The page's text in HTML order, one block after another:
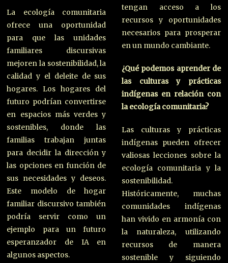
La ecología comunitaria
ofrece una oportunidad
para que las unidades
familiares discursivas
mejoren la sostenibilidad, la
calidad y el deleite de sus
hogares. Los hogares del
futuro podrían convertirse
en espacios más verdes y
sostenibles, donde las
familias trabajan juntas
para decidir la dirección y
las opciones en función de
sus necesidades y deseos.
Este modelo de hogar
familiar discursivo también
podría servir como un
ejemplo para un futuro
esperanzador de IA en
algunos aspectos.
tengan acceso a los
recursos y oportunidades
necesarios para prosperar
en un mundo cambiante.
¿Qué podemos aprender de
las culturas y prácticas
indígenas en relación con
la ecología comunitaria?
Las culturas y prácticas
indígenas pueden ofrecer
valiosas lecciones sobre la
ecología comunitaria y la
sostenibilidad.
Históricamente, muchas
comunidades indígenas
han vivido en armonía con
la naturaleza, utilizando
recursos de manera
sostenible y siguiendo